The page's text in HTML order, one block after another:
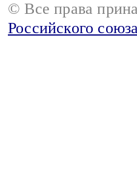
© Все права
Российского